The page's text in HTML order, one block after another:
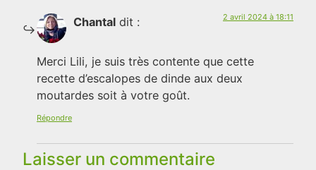
Chantal dit : 2 avril 2024 à 18:11
Merci Lili, je suis très contente que cette
recette d’escalopes de dinde aux deux
moutardes soit à votre goût.
Répondre
Laisser un commentaire